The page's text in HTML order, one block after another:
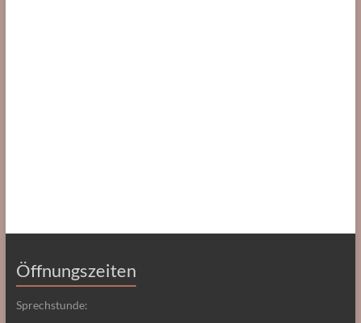
Öffnungszeiten
Sprechstunde: